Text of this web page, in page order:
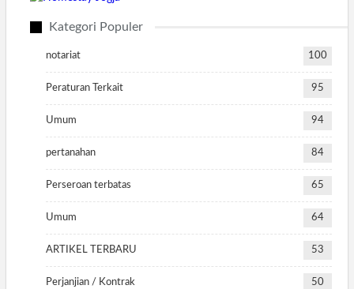
Kategori Populer
notariat 100
Peraturan Terkait 95
Umum 94
pertanahan 84
Perseroan terbatas 65
Umum 64
ARTIKEL TERBARU 53
Perjanjian / Kontrak 50